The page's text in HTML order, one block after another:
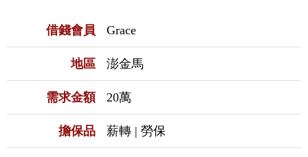
借錢會員 Grace
地區 澎金馬
需求金額 20萬
擔保品 薪轉 | 勞保